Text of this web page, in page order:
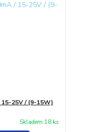
25V / (9-15W)
Skladem 18 ks